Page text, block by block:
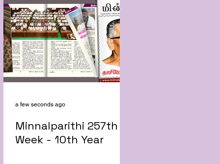
Minnalparithi 257th
Week - 10th Year
a few seconds ago